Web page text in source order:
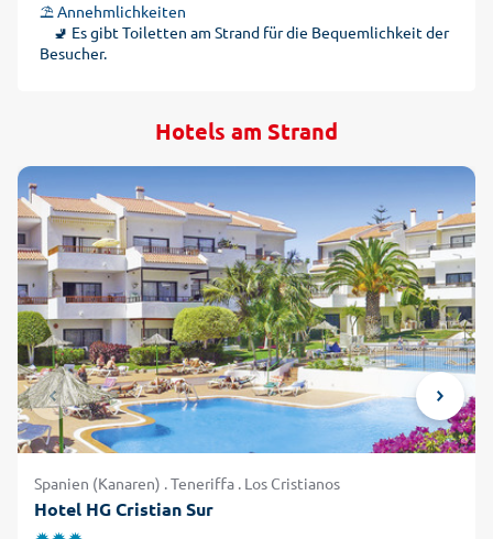
⛱️ Annehmlichkeiten
🚽 Es gibt Toiletten am Strand für die Bequemlichkeit der
Besucher.
Hotels am Strand
Spanien (Kanaren) . Teneriffa . Los Cristianos
Hotel HG Cristian Sur